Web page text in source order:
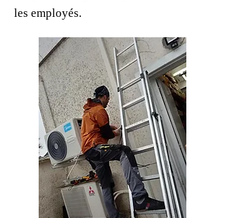
les employés.